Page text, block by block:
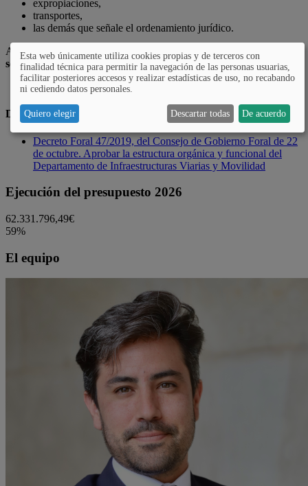
expropiaciones,
transportes,
las demás que señale el ordenamiento jurídico.
Al Departamento de Movilidad Sostenible e Infraestructuras Viarias
se adscribe la sociedad pública foral:
ARABAKO BIDEAK-VÍAS DE ÁLAVA S.A.
Decreto de estructura:
Decreto Foral 47/2019, del Consejo de Gobierno Foral de 22
de octubre. Aprobar la estructura orgánica y funcional del
Departamento de Infraestructuras Viarias y Movilidad
Ejecución del presupuesto 2026
62.331.796,49€
59%
El equipo
Esta web únicamente utiliza cookies propias y de terceros con
finalidad técnica para permitir la navegación de las personas usuarias,
facilitar posteriores accesos y realizar estadísticas de uso, no recabando
ni cediendo datos personales.
Quiero elegir Descartar todas De acuerdo